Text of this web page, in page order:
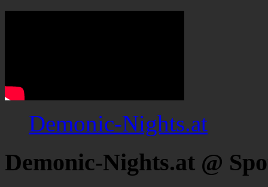
Demonic-Nights.at
Demonic-Nights.at @